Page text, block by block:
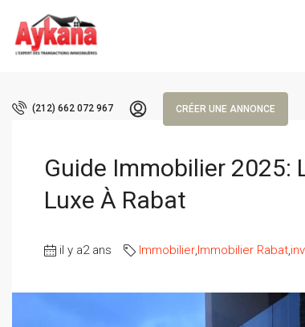
(212) 662 072 967 CRÉER UNE ANNONCE
Guide Immobilier 2025:
Luxe À Rabat
il y a2 ans Immobilier,Immobilier Rabat,